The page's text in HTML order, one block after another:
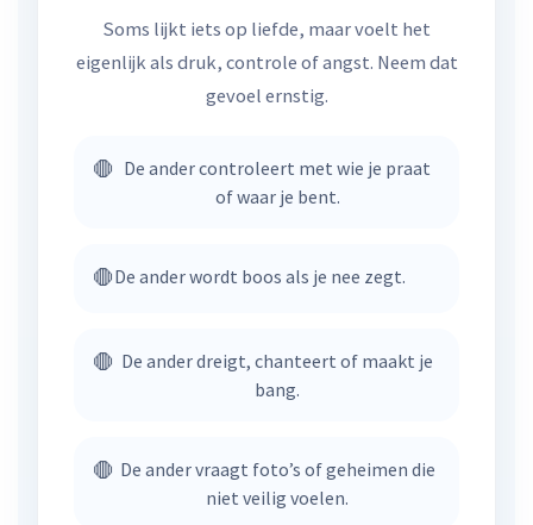
Soms lijkt iets op liefde, maar voelt het
eigenlijk als druk, controle of angst. Neem dat
gevoel ernstig.
🛑 De ander controleert met wie je praat
of waar je bent.
🛑De ander wordt boos als je nee zegt.
🛑 De ander dreigt, chanteert of maakt je
bang.
🛑 De ander vraagt foto’s of geheimen die
niet veilig voelen.